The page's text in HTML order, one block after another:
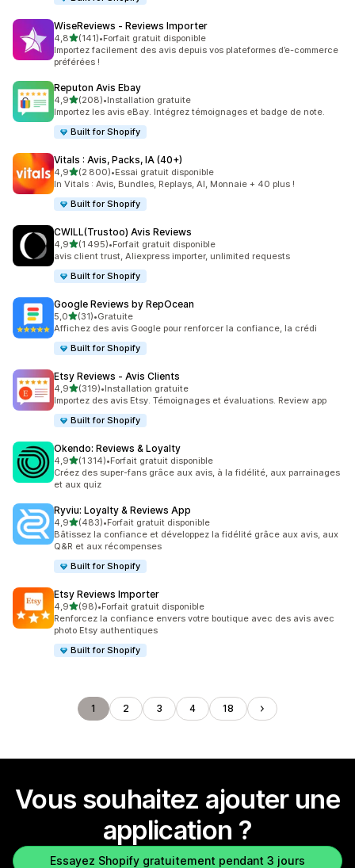
WiseReviews ‑ Reviews Importer
4,8étoile(s) sur 5
(141)
141 avis au total
•Forfait gratuit disponible
Importez facilement des avis depuis vos plateformes d’e-commerce
préférées !
Reputon Avis Ebay
4,9étoile(s) sur 5
(208)
208 avis au total
•Installation gratuite
Importez les avis eBay. Intégrez témoignages et badge de note.
Built for Shopify
Vitals : Avis, Packs, IA (40+)
4,9étoile(s) sur 5
(2 800)
2800 avis au total
•Essai gratuit disponible
In Vitals : Avis, Bundles, Replays, AI, Monnaie + 40 plus !
Built for Shopify
CWILL(Trustoo) Avis Reviews
4,9étoile(s) sur 5
(1 495)
1495 avis au total
•Forfait gratuit disponible
avis client trust, Aliexpress importer, unlimited requests
Built for Shopify
Google Reviews by RepOcean
5,0étoile(s) sur 5
(31)
31 avis au total
•Gratuite
Affichez des avis Google pour renforcer la confiance, la crédi
Built for Shopify
Etsy Reviews ‑ Avis Clients
4,9étoile(s) sur 5
(319)
319 avis au total
•Installation gratuite
Importez des avis Etsy. Témoignages et évaluations. Review app
Built for Shopify
Okendo: Reviews & Loyalty
4,9étoile(s) sur 5
(1 314)
1314 avis au total
•Forfait gratuit disponible
Créez des super-fans grâce aux avis, à la fidélité, aux parrainages
et aux quiz
Ryviu: Loyalty & Reviews App
4,9étoile(s) sur 5
(483)
483 avis au total
•Forfait gratuit disponible
Bâtissez la confiance et développez la fidélité grâce aux avis, aux
Q&R et aux récompenses
Built for Shopify
Etsy Reviews Importer
4,9étoile(s) sur 5
(98)
98 avis au total
•Forfait gratuit disponible
Renforcez la confiance envers votre boutique avec des avis avec
photo Etsy authentiques
Built for Shopify
1 2 3 4 18
Vous souhaitez ajouter une
application ?
Essayez Shopify gratuitement pendant 3 jours